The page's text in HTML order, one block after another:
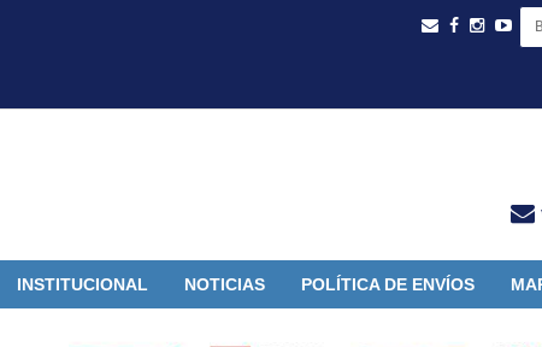
INSTITUCIONAL NOTICIAS POLÍTICA DE ENVÍOS